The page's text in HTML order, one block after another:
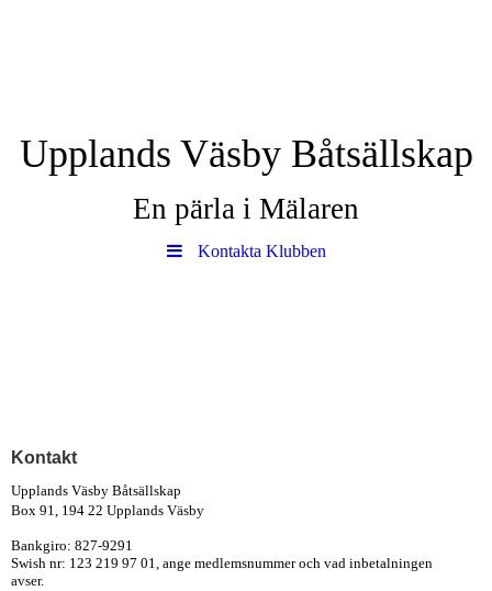
Upplands Väsby Båtsällskap
En pärla i Mälaren
Kontakta Klubben
Kontakt
Upplands Väsby Båtsällskap
Box 91, 194 22 Upplands Väsby
Bankgiro: 827-9291
Swish nr: 123 219 97 01, ange medlemsnummer och vad inbetalningen
avser.